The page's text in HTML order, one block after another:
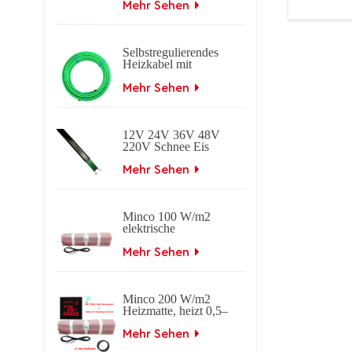
Heizkabel
Mehr Sehen
Selbstregulierendes
Heizkabel mit
Frostschutz.
elektrisches
Dach- und
Dachrinnenanwendungen.
Mehr Sehen
12V 24V 36V 48V
220V Schnee Eis
selbstregulierendes
Heizkabel
Mehr Sehen
Minco 100 W/m2
elektrische
Mehr Sehen
Minco 200 W/m2
Heizmatte, heizt 0,5–
Mehr Sehen